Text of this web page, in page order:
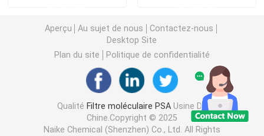
Emballage de laboratoire
internals de colonne de distillation
Boule en céramique d'alumine
Aperçu Au sujet de nous
Contactez-nous
Desktop Site
Plan du site
Politique de confidentialité
Qualité Filtre moléculaire PSAUsine De
Chine.Copyright © 2025
Naike Chemical (Shenzhen) Co., Ltd. All Rights